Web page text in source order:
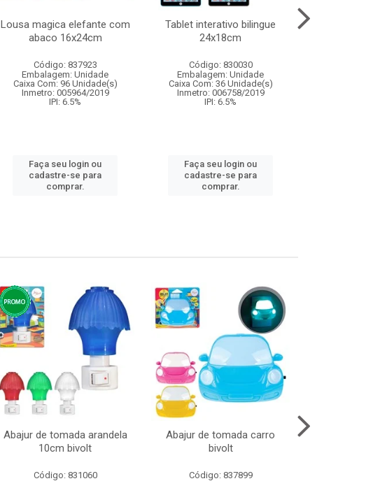
Lousa magica elefante com
abaco 16x24cm
Código: 837923
Embalagem: Unidade
Caixa Com: 96 Unidade(s)
Inmetro: 005964/2019
IPI: 6.5%
Faça seu login ou
cadastre-se para
comprar.
Tablet interativo bilingue
24x18cm
Código: 830030
Embalagem: Unidade
Caixa Com: 36 Unidade(s)
Inmetro: 006758/2019
IPI: 6.5%
Faça seu login ou
cadastre-se para
comprar.
Abajur de tomada arandela
10cm bivolt
Código: 831060
Abajur de tomada carro
bivolt
Código: 837899